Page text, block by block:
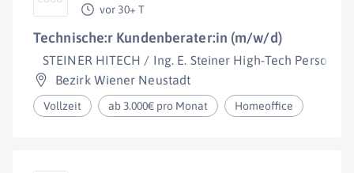
vor 30+ T
Technische:r Kundenberater:in (m/w/d)
STEINER HITECH / Ing. E. Steiner High-Tech
Bezirk Wiener Neustadt
Vollzeit ab 3.000€ pro Monat Homeoffice